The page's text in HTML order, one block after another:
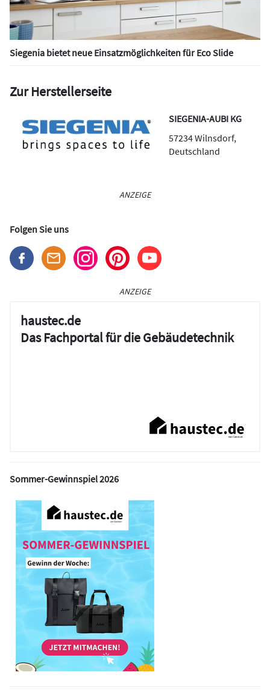
Siegenia bietet neue Einsatzmöglichkeiten für Eco Slide
Zur Herstellerseite
SIEGENIA-AUBI KG
57234Wilnsdorf,
Deutschland
ANZEIGE
Folgen Sie uns
ANZEIGE
haustec.de
Das Fachportal für die Gebäudetechnik
Sommer-Gewinnspiel 2026